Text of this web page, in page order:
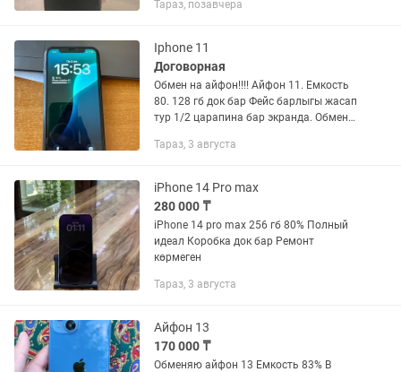
айфон 17, айфон 16 про/про max
Тараз, позавчера
Iphone 11
Договорная
Обмен на айфон!!!! Айфон 11. Емкость
80. 128 гб док бар Фейс барлыгы жасап
тур 1/2 царапина бар экранда. Обмен
Тараз, 3 августа
iPhone 14 Pro max
280 000 ₸
iPhone 14 pro max 256 гб 80% Полный
идеал Коробка док бар Ремонт
көрмеген
Тараз, 3 августа
Айфон 13
170 000 ₸
Обменяю айфон 13 Емкость 83% В